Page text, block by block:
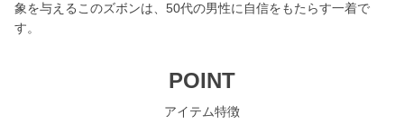
象を与えるこのズボンは、50代の男性に自信をもたらす一着で
す。
POINT
アイテム特徴